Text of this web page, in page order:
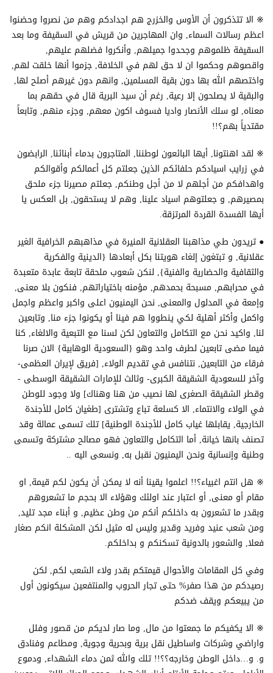
※ الا تتذكرون أن الأوس والخزرج هم اجدادكم وهم من نصروا وحضنوا
اعظم رسالات السماء, وان المهاجرين من قريش في السقيفة وما بعد
السقيفة ظلموهم وجحدوا جميلهم, وأنكروا فضلهم عليهم,
واقصوهم وحكموا ان لا حق لهم في الخلافة, جزموا أنها خلقت لهم,
واختصهم الله بها دون بقية المسلمين, وانهم دون غيرهم أصلح لها,
والبقية لا يصلحون إلا رعية, رغم أن سيد البرية قال في حقهم بما
معناه, لو سلك الأنصار واديا فسوف اكون معهم, وجزء منهم, وتابعاً
مقتدياً بهم؟!!
※ لقد اهنتونا, أيها البائعون لوطننا, المتاجرون بدماء أبنائنا, الرابضون
في زرايب اسيادكم حلفائكم الذين جعلتم كل أعمالكم وأقوالكم
واهدافكم من أجلهم لا من أجل وطنكم, جعلتم مصيرنا جزء ملحق
بمصيرهم, و جعلتوهم اسياد علينا, وهم لا يستحقون, بل العكس يا
أيها الفسدة القردة المرتزقة.
● تريدون طي مذاهبنا العقلانية المنيرة في مذاهبهم الخرافية الغير
عقلانية, و تبتغون إلغاء هويتنا بكل أبعادها {الدينية والفكرية
والثقافية والحضارية والفنية}, لنكن شعوب ملحقة تابعة عابدة متعبدة
في محرابهم, مسبحة بحمدهم, مؤمنه باختياراتهم, فنكون بلا معنى,
وإمعة في المدلول والمعنى, نحن اليمنيون اعلى واكبر واعظم واجمل
واكمل وأكثر أهلية لكي ينطووا هم فينا أو يكونوا جزء منا, وتابعين
لنا, واكيد نحن مع التكامل والتعاون لكن لسنا مع التبعية والالغاء, كنا
فيما مضى تابعين لطرف واحد وهو {السعودية الوهابية} الان صرنا
فرقاء من التابعين, نتنافس في تقديم الولاء, [فريق لإيران العظمى-
وآخر للسعودية الشقيقة الكبرى- وثالث للإمارات الشقيقة الوسطى -
وقطر الشقيقة الصغرى لها نصيب من هنا وهناك] ولا وجود للوطن
في الولاء والانتماء, الا كسلعة تباع وتشترى [طغيان كامل للأجندة
الخارجية, يقابلها غياب كامل للأجندة الوطنية] تلك تسمى عمالة وقد
تصنف بانها خيانة, أما التكامل والتعاون فهو مصالح مشتركة وتسمى
وطنية وإنسانية ونحن اليمنيون نقبل به, ونسعى اليه ..
※ هل انتم اغبياء؟!! اعلموا يقينا أنه لا يمكن أن يكون لكم قيمة, او
مقام أو معنى, أو اعتبار عند اولئك وهؤلاء الا بحجم ما تشعروهم
وبقدر ما تشعرون به داخلكم أنكم من وطن عظيم, و أبناء مجد تليد,
ومن شعب عنيد وفريد وقدير وليس له مثيل لكن المشكلة انكم صغار
فعلا, والشعور بالدونية تسكنكم و بداخلكم.
وفي كل المقامات والأحوال قيمتكم بقدر ولاء الشعب لكم, لكن
رصيدكم من هذا صفر% حتى تجار الحروب والمنتفعين سيكونون أول
من يبيعكم ويقف ضدكم
※ الا يكفيكم ما جمعتوا من مال, وما صار لديكم من قصور وفلل
واراضي وشركات واساطيل نقل برية وبحرية وجوية, ومطاعم وفنادق
و. و…داخل الوطن وخارجه؟؟!! تلك والله ثمن دماء الشهداء, ودموع